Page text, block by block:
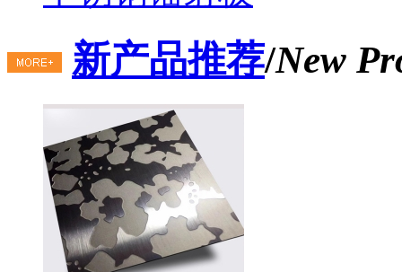
新产品推荐/New